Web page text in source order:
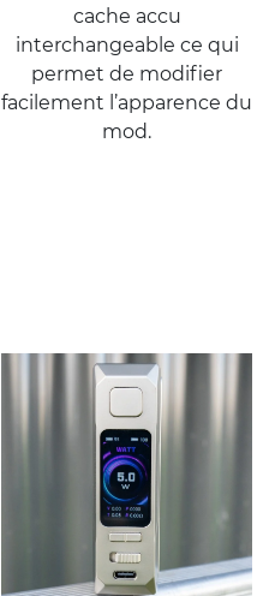
cache accu
interchangeable ce qui
permet de modifier
facilement l’apparence du
mod.